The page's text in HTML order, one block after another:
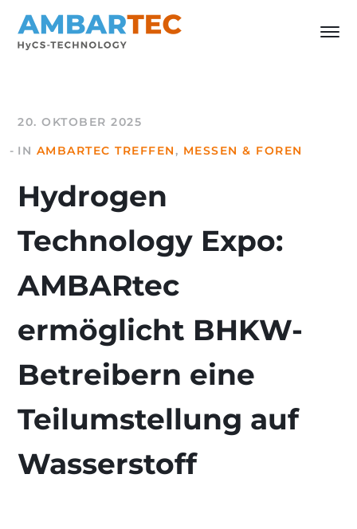
20. OKTOBER 2025
IN AMBARTEC TREFFEN, MESSEN & FOREN
Hydrogen
Technology Expo:
AMBARtec
ermöglicht BHKW-
Betreibern eine
Teilumstellung auf
Wasserstoff